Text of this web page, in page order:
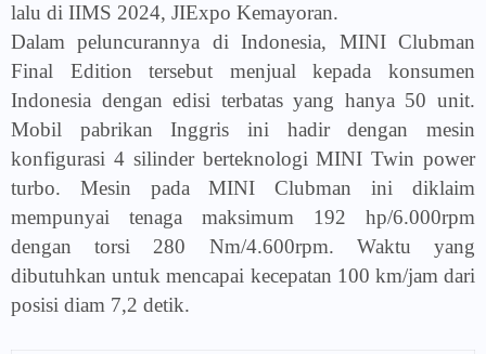
lalu di IIMS 2024, JIExpo Kemayoran.
Dalam peluncurannya di Indonesia, MINI Clubman
Final Edition tersebut menjual kepada konsumen
Indonesia dengan edisi terbatas yang hanya 50 unit.
Mobil pabrikan Inggris ini hadir dengan mesin
konfigurasi 4 silinder berteknologi MINI Twin power
turbo. Mesin pada MINI Clubman ini diklaim
mempunyai tenaga maksimum 192 hp/6.000rpm
dengan torsi 280 Nm/4.600rpm. Waktu yang
dibutuhkan untuk mencapai kecepatan 100 km/jam dari
posisi diam 7,2 detik.